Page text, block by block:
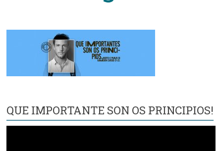
QUE IMPORTANTE SON OS PRINCIPIOS!